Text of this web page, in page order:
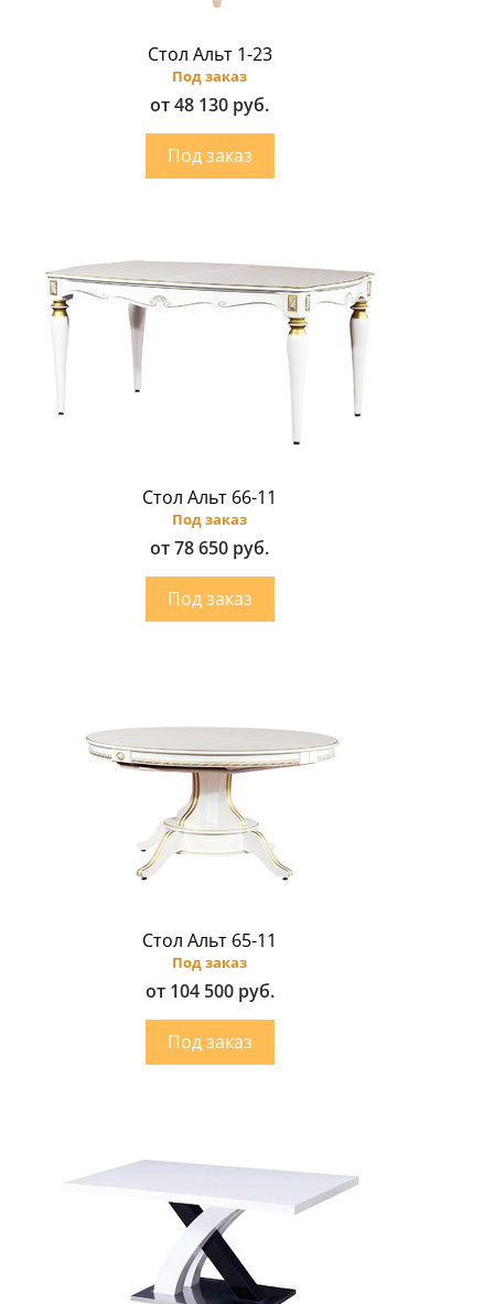
Стол Альт 1-23
Под заказ
от 48 130 руб.
Стол Альт 66-11
Под заказ
от 78 650 руб.
Стол Альт 65-11
Под заказ
от 104 500 руб.